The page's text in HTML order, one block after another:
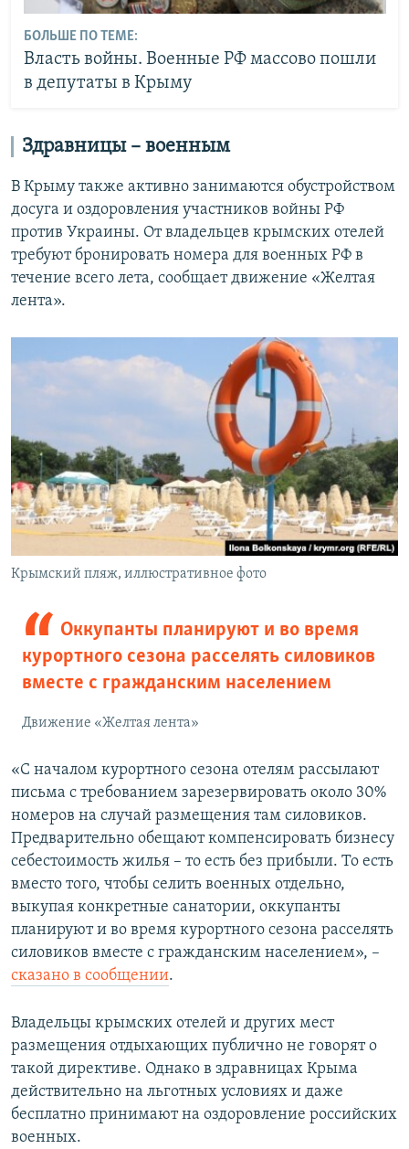
БОЛЬШЕ ПО ТЕМЕ:
Власть войны. Военные РФ массово пошли
в депутаты в Крыму
Здравницы – военным
В Крыму также активно занимаются обустройством
досуга и оздоровления участников войны РФ
против Украины. От владельцев крымских отелей
требуют бронировать номера для военных РФ в
течение всего лета, сообщает движение «Желтая
лента».
Крымский пляж, иллюстративное фото
Оккупанты планируют и во время
курортного сезона расселять силовиков
вместе с гражданским населением
Движение «Желтая лента»
«С началом курортного сезона отелям рассылают
письма с требованием зарезервировать около 30%
номеров на случай размещения там силовиков.
Предварительно обещают компенсировать бизнесу
себестоимость жилья – то есть без прибыли. То есть
вместо того, чтобы селить военных отдельно,
выкупая конкретные санатории, оккупанты
планируют и во время курортного сезона расселять
силовиков вместе с гражданским населением», –
сказано в сообщении.
Владельцы крымских отелей и других мест
размещения отдыхающих публично не говорят о
такой директиве. Однако в здравницах Крыма
действительно на льготных условиях и даже
бесплатно принимают на оздоровление российских
военных.